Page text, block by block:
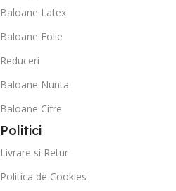
Baloane Latex
Baloane Folie
Reduceri
Baloane Nunta
Baloane Cifre
Politici
Livrare si Retur
Politica de Cookies